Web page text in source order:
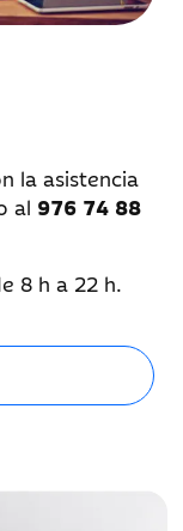
la asistencia
al 976 74 88
8 h a 22 h.